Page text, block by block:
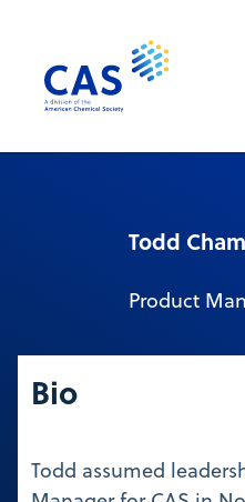
Todd
Product
Bio
Todd assumed